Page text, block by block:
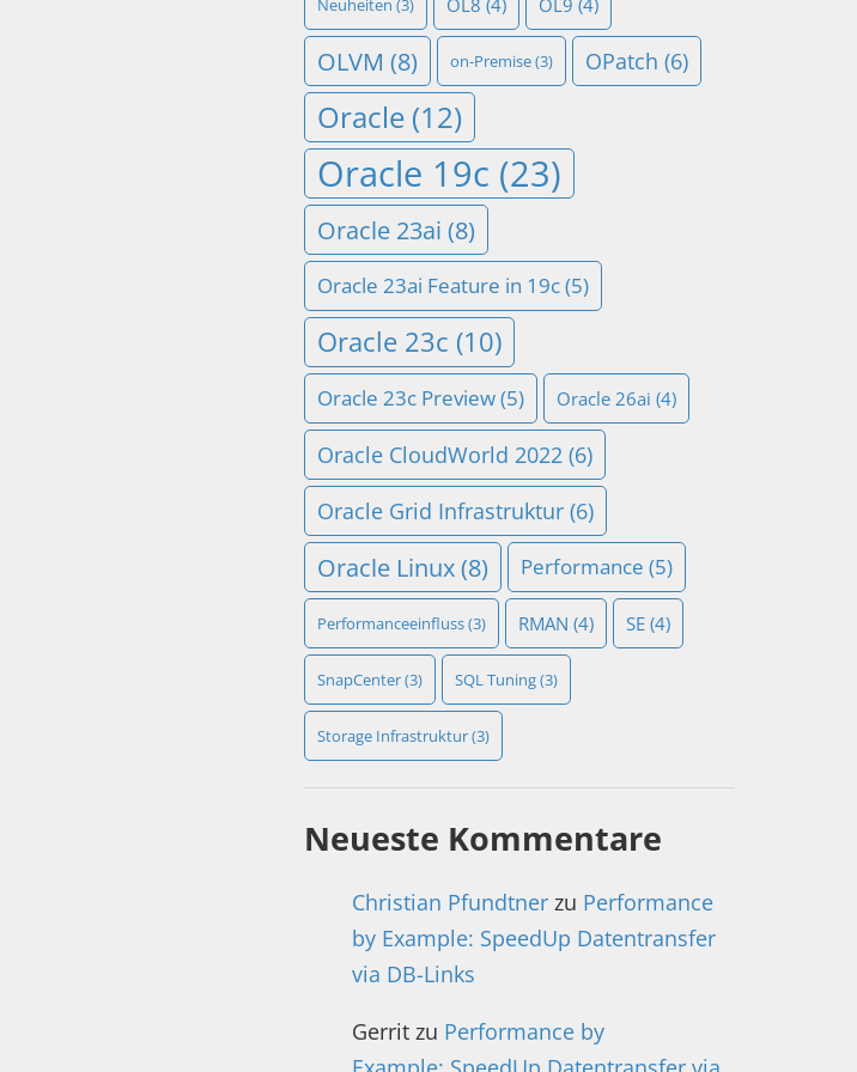
Neuheiten (3) OL8 (4) OL9 (4)
OLVM (8) on-Premise(3) OPatch (6)
Oracle (12)
Oracle 19c (23)
Oracle 23ai (8)
Oracle 23ai Feature in 19c(5)
Oracle 23c (10)
Oracle 23c Preview(5) Oracle 26ai (4)
Oracle CloudWorld 2022 (6)
Oracle Grid Infrastruktur (6)
Oracle Linux(8) Performance (5)
Performanceeinfluss(3) RMAN (4) SE (4)
SnapCenter(3) SQL Tuning(3)
Storage Infrastruktur(3)
Neueste Kommentare
Christian Pfundtner zu Performance
by Example: SpeedUp Datentransfer
via DB-Links
Gerrit zu Performance by